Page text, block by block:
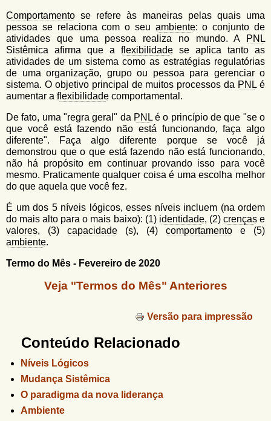
Comportamento se refere às maneiras pelas quais uma
pessoa se relaciona com o seu ambiente: o conjunto de
atividades que uma pessoa realiza no mundo. A
PNL
Sistêmica afirma que a flexibilidade se aplica tanto as
atividades de um sistema como as estratégias regulatórias
de uma organização, grupo ou pessoa para gerenciar o
sistema. O objetivo principal de muitos processos da PNL é
aumentar a flexibilidade comportamental.
De fato, uma "regra geral" da PNLé o princípio de que "se o
que você está fazendo não está funcionando, faça algo
diferente". Faça algo diferente porque se você já
demonstrou que o que está fazendo não está funcionando,
não há propósito em continuar provando isso para você
mesmo. Praticamente qualquer coisa é uma escolha melhor
do que aquela que você fez.
É um dos 5 níveis lógicos, esses níveis incluem (na ordem
do mais alto para o mais baixo): (1) identidade, (2) crençase
valores, (3) capacidade (s), (4) comportamento e (5)
ambiente.
Termo do Mês - Fevereiro de 2020
Veja "Termos do Mês" Anteriores
Versão para impressão
Conteúdo Relacionado
Níveis Lógicos
Mudança Sistêmica
O paradigma da nova liderança
Ambiente